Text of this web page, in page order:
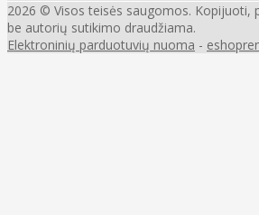
2026 © Visos teisės saugomos. Kopijuoti,
be autorių sutikimo draudžiama.
Elektroninių parduotuvių nuoma -